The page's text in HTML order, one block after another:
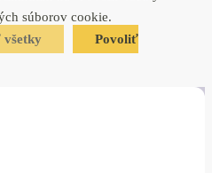
súborov cookie.
všetky
Povoliť